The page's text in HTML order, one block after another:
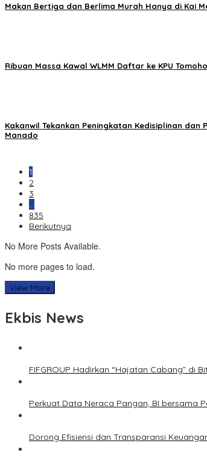
Makan Bertiga dan Berlima Murah Hanya di Kai
Ribuan Massa Kawal WLMM Daftar ke KPU
Kakanwil Tekankan Peningkatan Kedisiplinan dan
Manado
1
2
3
…
835
Berikutnya
No More Posts Available.
No more pages to load.
View More
Ekbis News
FIFGROUP Hadirkan “Hajatan Cabang” di
Perkuat Data Neraca Pangan, BI bersama
Dorong Efisiensi dan Transparansi